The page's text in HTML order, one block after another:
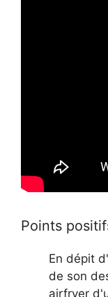
Points
En dépit
de son
airfryer